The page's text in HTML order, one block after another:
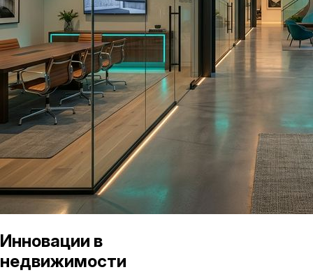
Инновации в
недвижимости